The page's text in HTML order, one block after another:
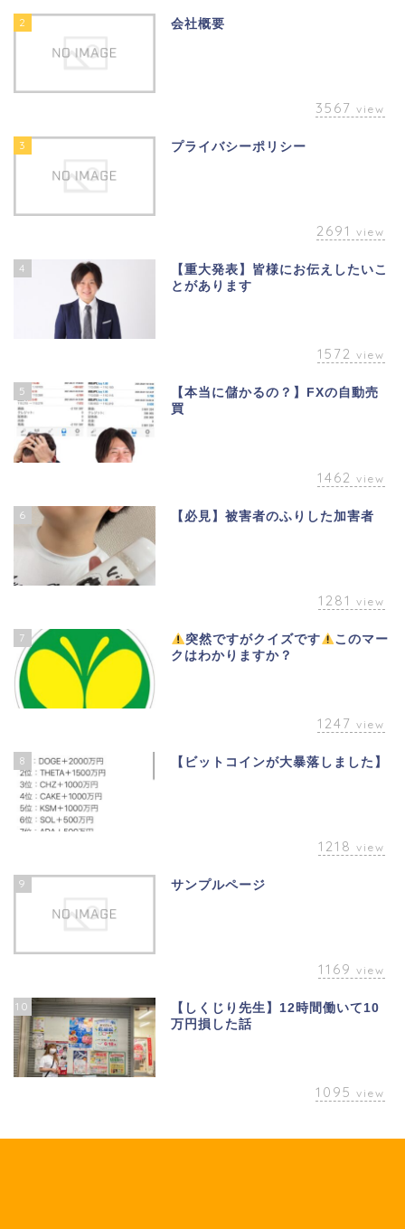
2 会社概要
3567 view
3 プライバシーポリシー
2691 view
4
【重大発表】皆様にお伝えしたいこ
とがあります
1572 view
5
【本当に儲かるの？】FXの自動売
買
1462 view
6 【必見】被害者のふりした加害者
1281 view
7 突然ですがクイズです
このマー
クはわかりますか？
1247 view
8 【ビットコインが大暴落しました】
1218 view
9 サンプルページ
1169 view
10
【しくじり先生】12時間働いて10
万円損した話
1095 view